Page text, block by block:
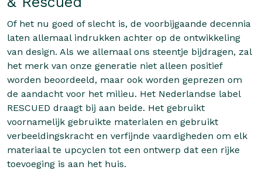
Of het nu goed of slecht is, de voorbijgaande decennia
laten allemaal indrukken achter op de ontwikkeling
van design. Als we allemaal ons steentje bijdragen, zal
het merk van onze generatie niet alleen positief
worden beoordeeld, maar ook worden geprezen om
de aandacht voor het milieu. Het Nederlandse label
RESCUED draagt bij aan beide. Het gebruikt
voornamelijk gebruikte materialen en gebruikt
verbeeldingskracht en verfijnde vaardigheden om elk
materiaal te upcyclen tot een ontwerp dat een rijke
toevoeging is aan het huis.